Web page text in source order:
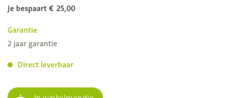
Je bespaart € 25,00
Garantie
2 jaar garantie
Direct leverbaar